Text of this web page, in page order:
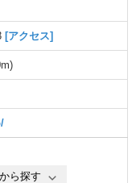
[アクセス]
)
ら探す